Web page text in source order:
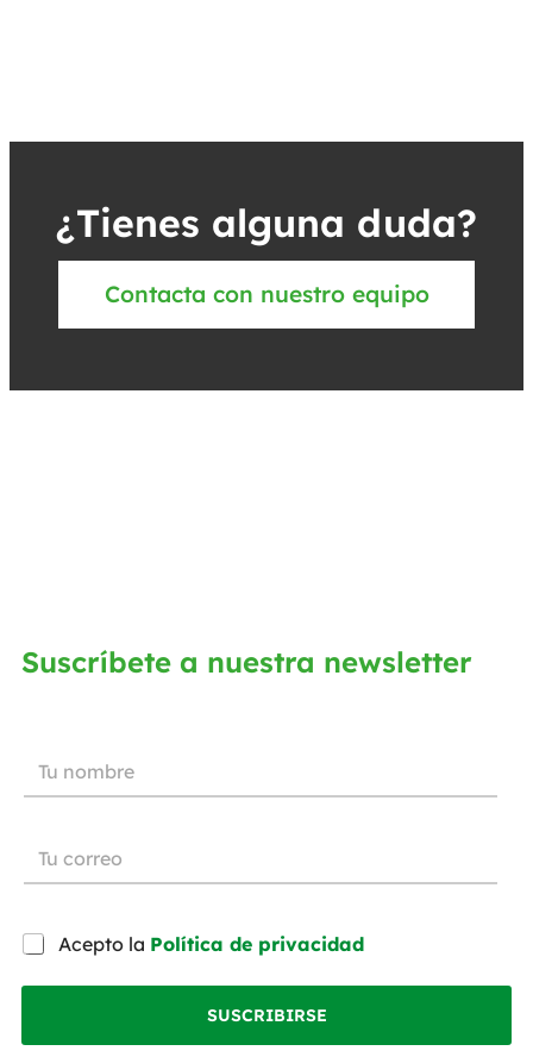
¿Tienes alguna duda?
Contacta con nuestro equipo
Suscríbete a nuestra newsletter
Acepto la Política de privacidad
SUSCRIBIRSE